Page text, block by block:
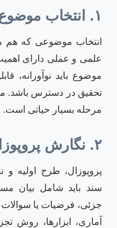
۱. انتخاب موضوع: سنگ بنای موفقیت
انتخاب موضوعی که هم
علمی و عملی دارای
موضوع باید نوآورانه،
تحقیق در دسترس باشد.
مرحله بسیار حیاتی است.
۲. نگارش پروپوزال: نقشه راه تحقیق
پروپوزال، طرح اولیه
سند باید شامل بیان
جزئی، فرضیات یا
آماری، ابزارها، روش